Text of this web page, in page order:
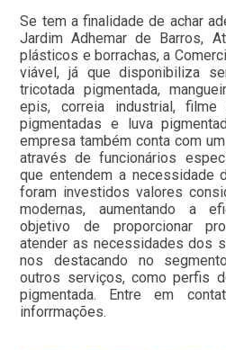
Se tem a finalidade de achar
Jardim Adhemar de Barros,
plásticos e borrachas, a
viável, já que disponibiliza
tricotada pigmentada,
epis, correia industrial,
pigmentadas e luva
empresa também conta com
através de funcionários
que entendem a necessidade
foram investidos valores
modernas, aumentando a
objetivo de proporcionar
atender as necessidades dos
nos destacando no
outros serviços, como perfis
pigmentada. Entre em
inforrmações.